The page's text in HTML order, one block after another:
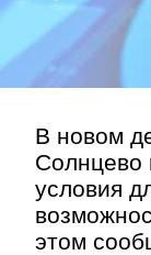
В новом
Солнцево
условия
этом
Правила »